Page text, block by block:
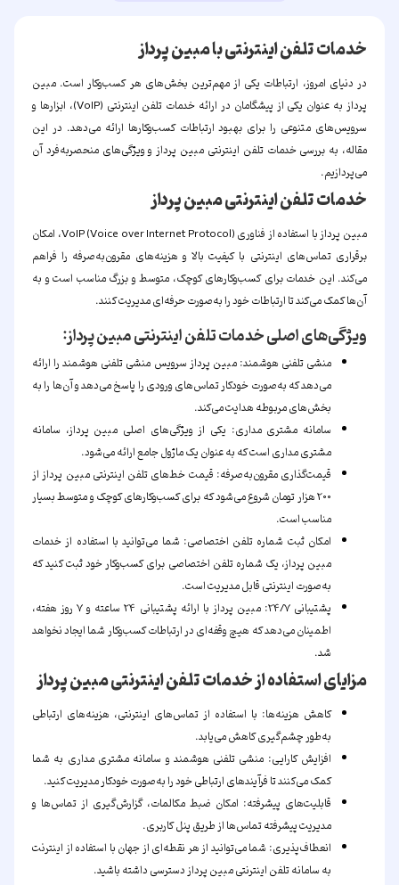
خدمات تلفن اینترنتی با مبین پرداز
در دنیای امروز، ارتباطات یکی از مهم‌ترین بخش‌های هر کسب‌وکار است. مبین
پرداز
به عنوان یکی از پیشگامان در ارائه خدمات تلفن اینترنتی (VoIP)، ابزارها و
سرویس‌های متنوعی را برای بهبود ارتباطات کسب‌وکارها ارائه می‌دهد. در این
مقاله، به بررسی خدمات تلفن اینترنتی مبین پرداز و ویژگی‌های منحصربه‌فرد آن
می‌پردازیم.
خدمات تلفن اینترنتی مبین پرداز
مبین پرداز با استفاده از فناوری VoIP (Voice over Internet Protocol)، امکان
برقراری تماس‌های اینترنتی با کیفیت بالا و هزینه‌های مقرون‌به‌صرفه را فراهم
می‌کند. این خدمات برای کسب‌وکارهای کوچک، متوسط و بزرگ مناسب است و به
آن‌ها کمک می‌کند تا ارتباطات خود را به‌صورت حرفه‌ای مدیریت کنند.
ویژگی‌های اصلی خدمات تلفن اینترنتی مبین پرداز:
منشی تلفنی هوشمند:مبین پرداز سرویس منشی تلفنی هوشمند را ارائه
می‌دهد که به‌صورت خودکار تماس‌های ورودی را پاسخ می‌دهد و آن‌ها را به
بخش‌های مربوطه هدایت می‌کند.
سامانه مشتری مداری: یکی از ویژگی‌های اصلی مبین پرداز، سامانه
مشتری مداری است که به عنوان یک ماژول جامع ارائه می‌شود.
قیمت‌گذاری مقرون‌به‌صرفه: قیمت خط‌های تلفن اینترنتی مبین پرداز از
200 هزار تومان شروع می‌شود که برای کسب‌وکارهای کوچک و متوسط بسیار
مناسب است.
امکان ثبت شماره تلفن اختصاصی: شما می‌توانید با استفاده از خدمات
مبین پرداز، یک شماره تلفن اختصاصی برای کسب‌وکار خود ثبت کنید که
به‌صورت اینترنتی قابل مدیریت است.
پشتیبانی 24/7:
مبین پرداز با ارائه پشتیبانی 24 ساعته و 7 روز هفته،
اطمینان می‌دهد که هیچ وقفه‌ای در ارتباطات کسب‌وکار شما ایجاد نخواهد
شد.
مزایای استفاده از خدمات تلفن اینترنتی مبین پرداز
کاهش هزینه‌ها: با استفاده از تماس‌های اینترنتی، هزینه‌های ارتباطی
به‌طور چشم‌گیری کاهش می‌یابد.
افزایش کارایی: منشی تلفنی هوشمند و سامانه مشتری مداری به شما
کمک می‌کنند تا فرآیندهای ارتباطی خود را به‌صورت خودکار مدیریت کنید.
قابلیت‌های پیشرفته: امکان ضبط مکالمات، گزارش‌گیری از تماس‌ها و
مدیریت پیشرفته تماس‌ها از طریق پنل کاربری.
انعطاف‌پذیری: شما می‌توانید از هر نقطه‌ای از جهان با استفاده از اینترنت
به سامانه تلفن اینترنتی مبین پرداز دسترسی داشته باشید.